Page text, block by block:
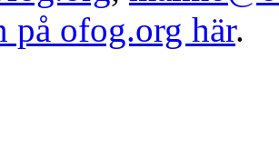
på ofog.org här.